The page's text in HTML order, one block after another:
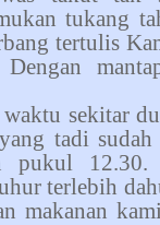
tukang
tertulis
Dengan
waktu sekitar
tadi
pukul
terlebih
makanan